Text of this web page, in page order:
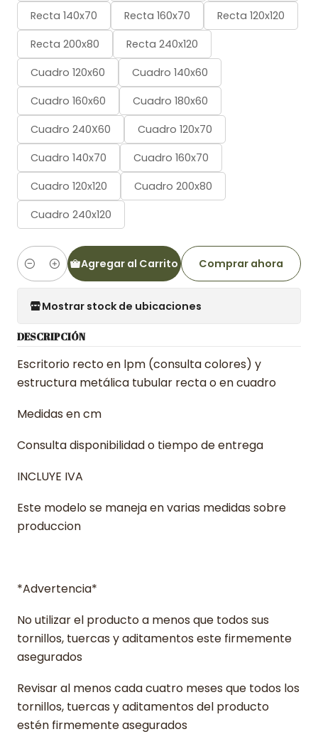
Recta 140x70
Recta 160x70
Recta 120x120
Recta 200x80
Recta 240x120
Cuadro 120x60
Cuadro 140x60
Cuadro 160x60
Cuadro 180x60
Cuadro 240X60
Cuadro 120x70
Cuadro 140x70
Cuadro 160x70
Cuadro 120x120
Cuadro 200x80
Cuadro 240x120
Cantidad
Agregar al Carrito Comprar ahora
Mostrar stock de ubicaciones
DESCRIPCIÓN
Escritorio recto en lpm (consulta colores) y
estructura metálica tubular recta o en cuadro
Medidas en cm
Consulta disponibilidad o tiempo de entrega
INCLUYE IVA
Este modelo se maneja en varias medidas sobre
produccion
*Advertencia*
No utilizar el producto a menos que todos sus
tornillos, tuercas y aditamentos este firmemente
asegurados
Revisar al menos cada cuatro meses que todos los
tornillos, tuercas y aditamentos del producto
estén firmemente asegurados